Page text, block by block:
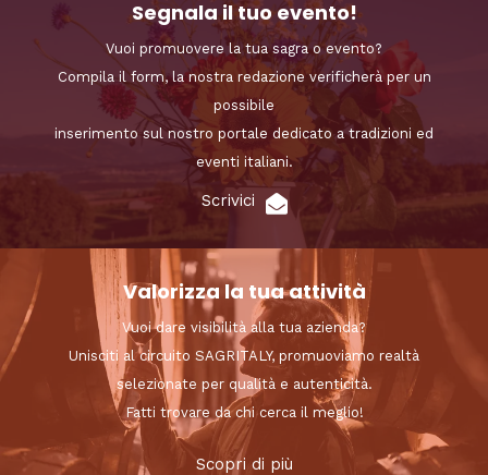
Segnala il tuo evento!
Vuoi promuovere la tua sagra o evento?
Compila il form, la nostra redazione verificherà per un
possibile
inserimento sul nostro portale dedicato a tradizioni ed
eventi italiani.
Scrivici
Valorizza la tua attività
Vuoi dare visibilità alla tua azienda?
Unisciti al circuito SAGRITALY, promuoviamo realtà
selezionate per qualità e autenticità.
Fatti trovare da chi cerca il meglio!
Scopri di più